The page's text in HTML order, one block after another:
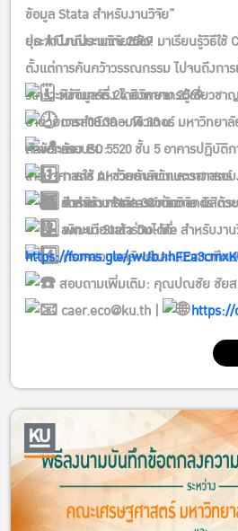
ข้อมูล Stata สำหรับงานวิจัย”
ประจำปีงบประมาณ 2569
ยุค AI มาถึงงานวิจัยแล้ว! มาเรียนรู้วิธีใช้
ตั้งแต่การค้นคว้าวรรณกรรม ไปจนถึงกา
วิเคราะห์ข้อมูลจริง โดยวิทยากรผู้เชี่ยวช
อำนวยการสำนักคอมพิวเตอร์ มหาวิทยา
เจ้าพระยา
วันจันทร์ที่ 24 สิงหาคม 2569
เวลา 08.30 – 16.30 น.
ห้อง EC 5520 ชั้น 5 อาคารปฏิบัติ
เศรษฐศาสตร์ มหาวิทยาลัยเกษตรศาสตร์
รับจำนวนจำกัด 30 ท่าน
หัวข้อการอบรม:
การใช้ AI ช่วยค้นคว้าและวางกรอ
การสร้าง Stata Commands ด้ว
พัฒนา Stata Do-file สำหรับงาน
ตรวจสอบผลลัพธ์และแนวทางศึก
สำหรับ: คณาจารย์ นักวิจัย นิสิตร
ลงทะเบียนเข้าร่วมได้ที่:
https://forms.gle/
สอบถามเพิ่มเติม: คุณปณชัย ชัยส
caer.eco@ku.th |
https://